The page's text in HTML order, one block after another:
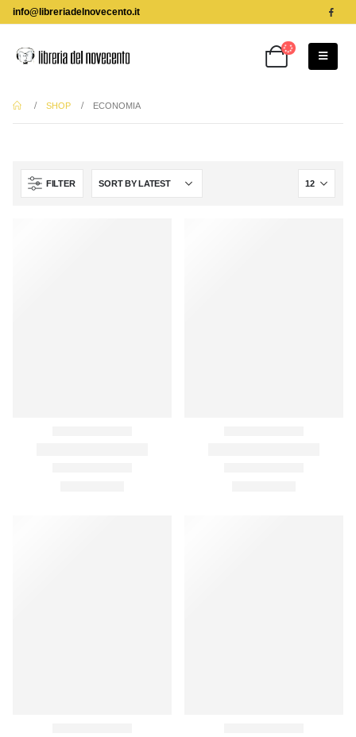
info@libreriadelnovecento.it
SHOP ECONOMIA
FILTER